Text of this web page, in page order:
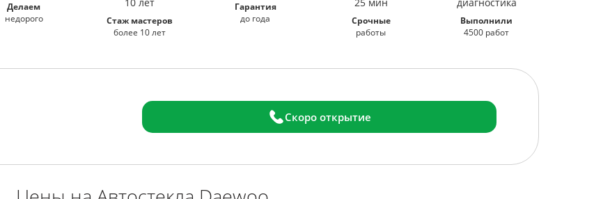
Делаем
недорого
Стаж мастеров
более 10 лет
Гарантия
до года
Срочные
работы
Выполнили
4500 работ
Скоро открытие